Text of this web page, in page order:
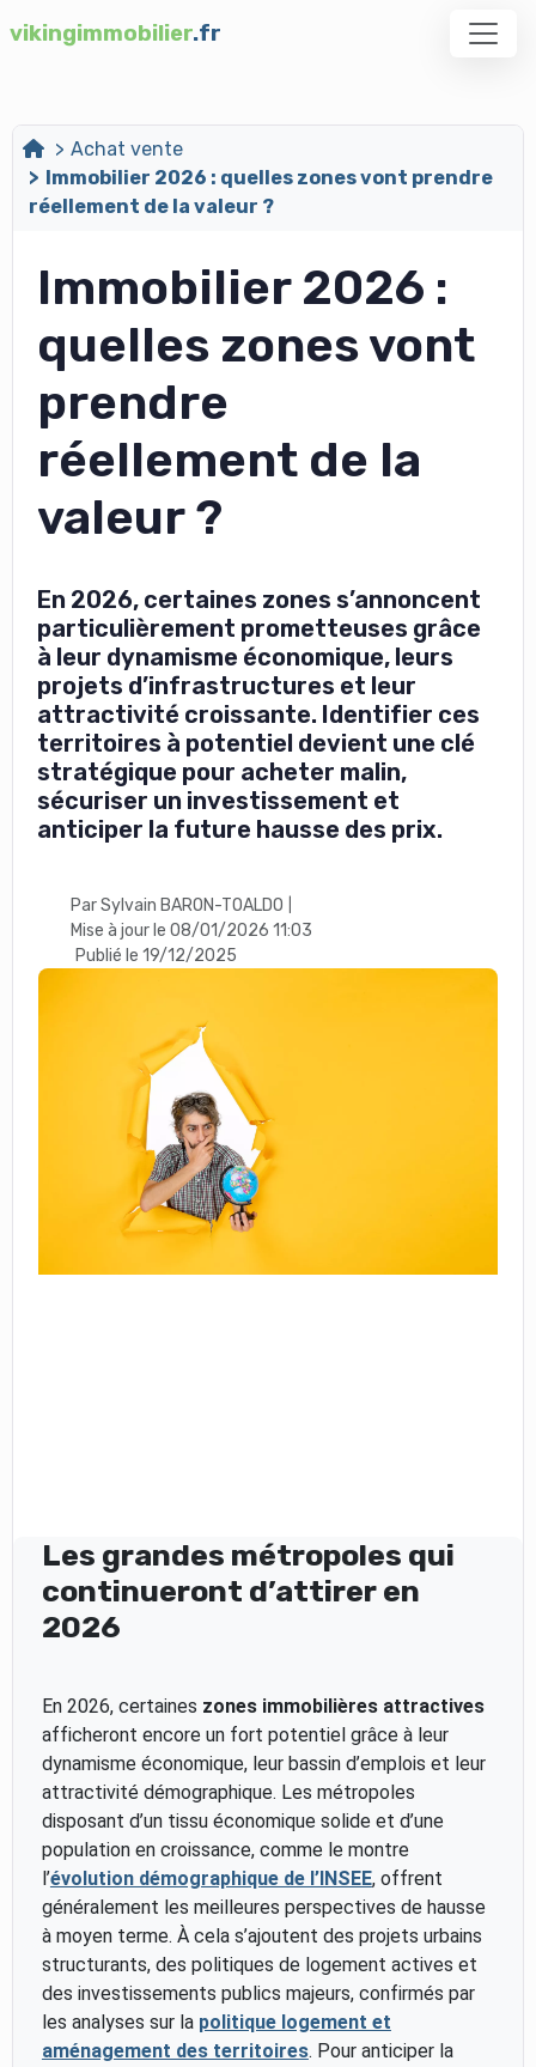
vikingimmobilier.fr
Achat vente
Immobilier 2026 : quelles zones vont prendre
réellement de la valeur ?
Immobilier 2026 :
quelles zones vont
prendre
réellement de la
valeur ?
En 2026, certaines zones s’annoncent
particulièrement prometteuses grâce
à leur dynamisme économique, leurs
projets d’infrastructures et leur
attractivité croissante. Identifier ces
territoires à potentiel devient une clé
stratégique pour acheter malin,
sécuriser un investissement et
anticiper la future hausse des prix.
Par Sylvain BARON-TOALDO
Mise à jour le 08/01/2026 11:03
Publié le 19/12/2025
Les grandes métropoles qui
continueront d’attirer en
2026
En 2026, certaines zones immobilières attractives
afficheront encore un fort potentiel grâce à leur
dynamisme économique, leur bassin d’emplois et leur
attractivité démographique. Les métropoles
disposant d’un tissu économique solide et d’une
population en croissance, comme le montre
l’évolution démographique de l’INSEE, offrent
généralement les meilleures perspectives de hausse
à moyen terme. À cela s’ajoutent des projets urbains
structurants, des politiques de logement actives et
des investissements publics majeurs, confirmés par
les analyses sur la politique logement et
aménagement des territoires. Pour anticiper la